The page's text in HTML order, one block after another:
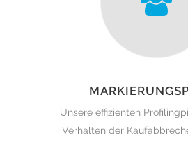
Unsere effizienten
Verhalten der